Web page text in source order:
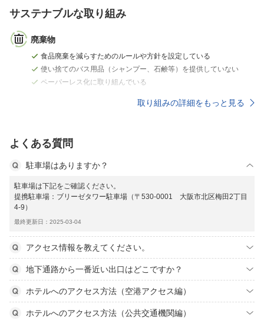
サステナブルな取り組み
廃棄物
食品廃棄を減らすためのルールや方針を設定している
使い捨てのバス用品（シャンプー、石鹸等）を提供していない
ペーパーレス化に取り組んでいる
取り組みの詳細をもっと見る
よくある質問
駐車場はありますか？
駐車場は下記をご確認ください。
提携駐車場：ブリーゼタワー駐車場（〒530-0001 大阪市北区梅田2丁目
4-9）
最終更新日：2025-03-04
アクセス情報を教えてください。
地下通路から一番近い出口はどこですか？
ホテルへのアクセス方法（空港アクセス編）
ホテルへのアクセス方法（公共交通機関編）